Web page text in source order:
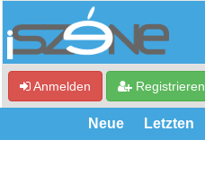
Anmelden Registrieren
Neue Letzten